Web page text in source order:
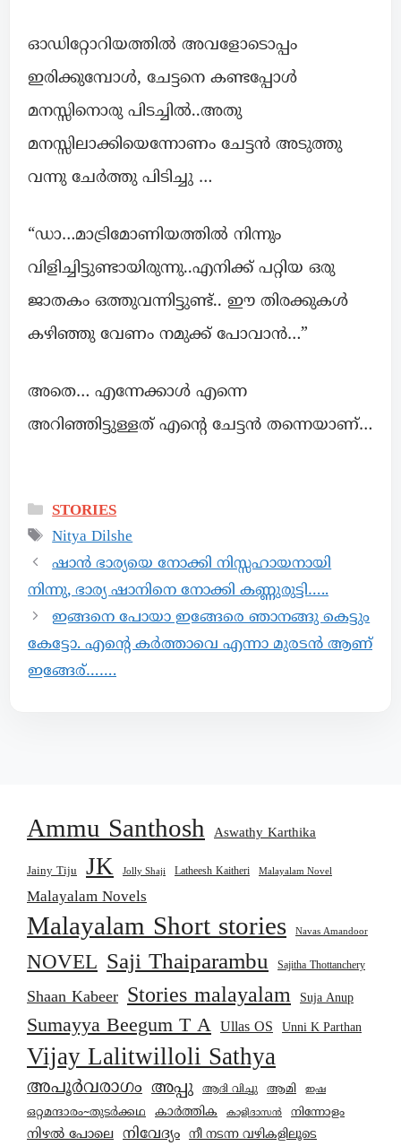
ഓഡിറ്റോറിയത്തിൽ അവളോടൊപ്പം
ഇരിക്കുമ്പോൾ, ചേട്ടനെ കണ്ടപ്പോൾ
മനസ്സിനൊരു പിടച്ചിൽ..അതു
മനസ്സിലാക്കിയെന്നോണം ചേട്ടൻ അടുത്തു
വന്നു ചേർത്തു പിടിച്ചു …
“ഡാ…മാട്രിമോണിയത്തിൽ നിന്നും
വിളിച്ചിട്ടുണ്ടായിരുന്നു..എനിക്ക് പറ്റിയ ഒരു
ജാതകം ഒത്തുവന്നിട്ടുണ്ട്.. ഈ തിരക്കുകൾ
കഴിഞ്ഞു വേണം നമുക്ക് പോവാൻ…”
അതെ… എന്നേക്കാൾ എന്നെ
അറിഞ്ഞിട്ടുള്ളത് എന്റെ ചേട്ടൻ തന്നെയാണ്…
STORIES
Nitya Dilshe
ഷാൻ ഭാര്യയെ നോക്കി നിസ്സഹായനായി
നിന്നു, ഭാര്യ ഷാനിനെ നോക്കി കണ്ണുരുട്ടി…..
ഇങ്ങനെ പോയാ ഇങ്ങേരെ ഞാനങ്ങു കെട്ടും
കേട്ടോ. എന്റെ കർത്താവെ എന്നാ മുരടൻ ആണ്
ഇങ്ങേര്…….
Ammu Santhosh Aswathy Karthika
Jainy Tiju JK Jolly Shaji Latheesh Kaitheri Malayalam Novel
Malayalam Novels
Malayalam Short stories Navas Amandoor
NOVEL Saji Thaiparambu Sajitha Thottanchery
Shaan Kabeer Stories malayalam Suja Anup
Sumayya Beegum T A Ullas OS Unni K Parthan
Vijay Lalitwilloli Sathya
അപൂർവരാഗം അപ്പു ആദി വിച്ചു ആമി ഇഷ
ഒറ്റമന്ദാരം~തുടർക്കഥ കാര്‍ത്തിക കാളിദാസൻ നിന്നോളം
നിഴൽ പോലെ നിവേദ്യം നീ നടന്ന വഴികളിലൂടെ